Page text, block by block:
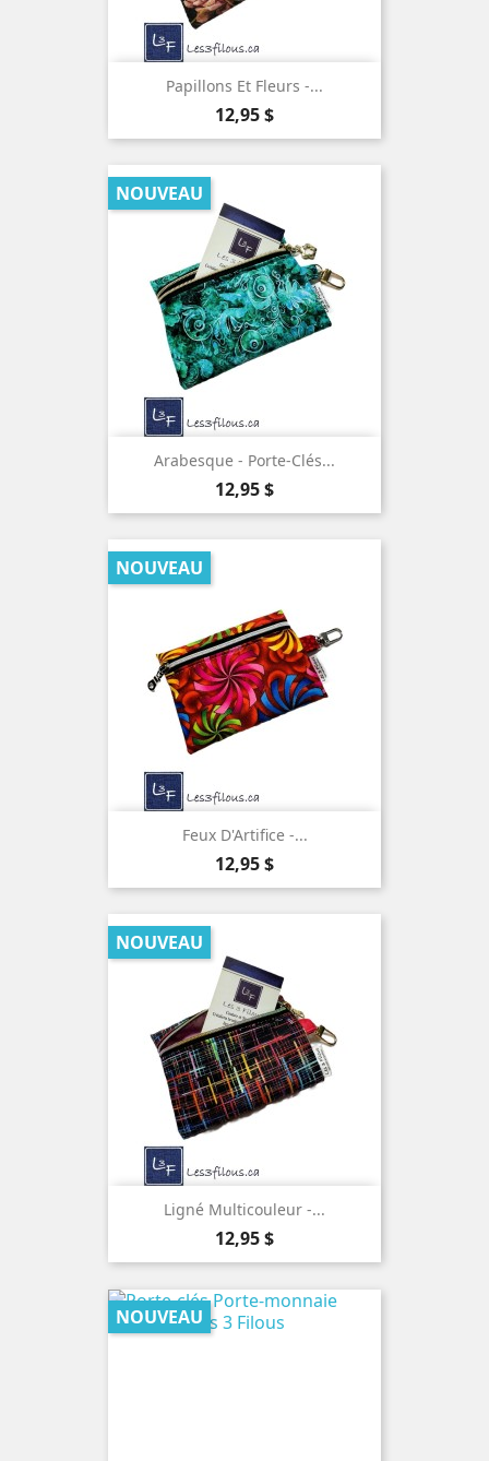
Papillons Et Fleurs -...
Prix
12,95 $
Arabesque - Porte-Clés...
Prix
12,95 $
NOUVEAU
Feux D'Artifice -...
Prix
12,95 $
NOUVEAU
Ligné Multicouleur -...
Prix
12,95 $
NOUVEAU
NOUVEAU